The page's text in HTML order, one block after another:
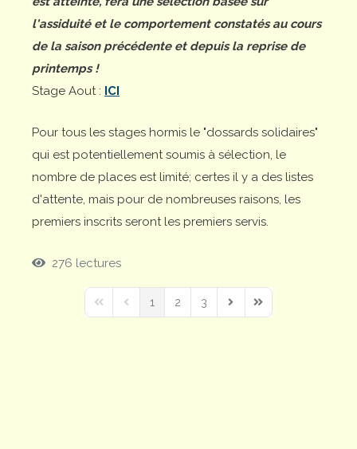
l'assiduité et le comportement constatés au cours
de la saison précédente et depuis la reprise de
printemps !
Stage Aout : ICI
Pour tous les stages hormis le "dossards solidaires"
qui est potentiellement soumis à sélection, le
nombre de places est limité; certes il y a des listes
d'attente, mais pour de nombreuses raisons, les
premiers inscrits seront les premiers servis.
276 lectures
First PagePrevious Page
1 2 3
Next PageLast Page